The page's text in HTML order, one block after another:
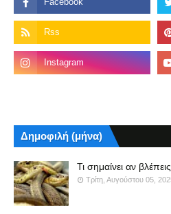
Δημοφιλή (μήνα)
Τι σημαίνει αν
Τρίτη, Αυγούστου 05,